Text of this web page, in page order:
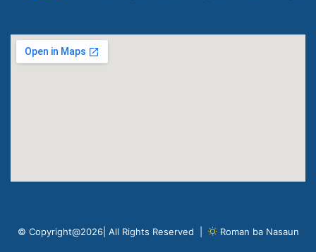
© Copyright@2026| All Rights Reserved | Roman ba Nasaun